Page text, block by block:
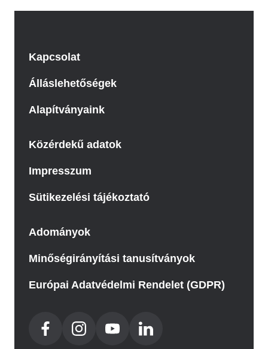
Kapcsolat
Álláslehetőségek
Alapítványaink
Közérdekű adatok
Impresszum
Sütikezelési tájékoztató
Adományok
Minőségirányítási tanusítványok
Európai Adatvédelmi Rendelet (GDPR)